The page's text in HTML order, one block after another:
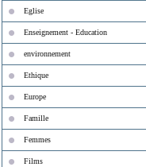
Eglise
Enseignement - Education
environnement
Ethique
Europe
Famille
Femmes
Films